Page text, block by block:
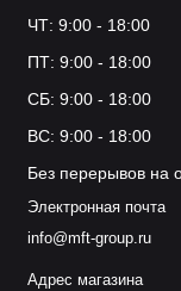
ЧТ: 9:00 - 18:00
ПТ: 9:00 - 18:00
СБ: 9:00 - 18:00
ВС: 9:00 - 18:00
Без перерывов на
Электронная почта
info@mft-group.ru
Адрес магазина